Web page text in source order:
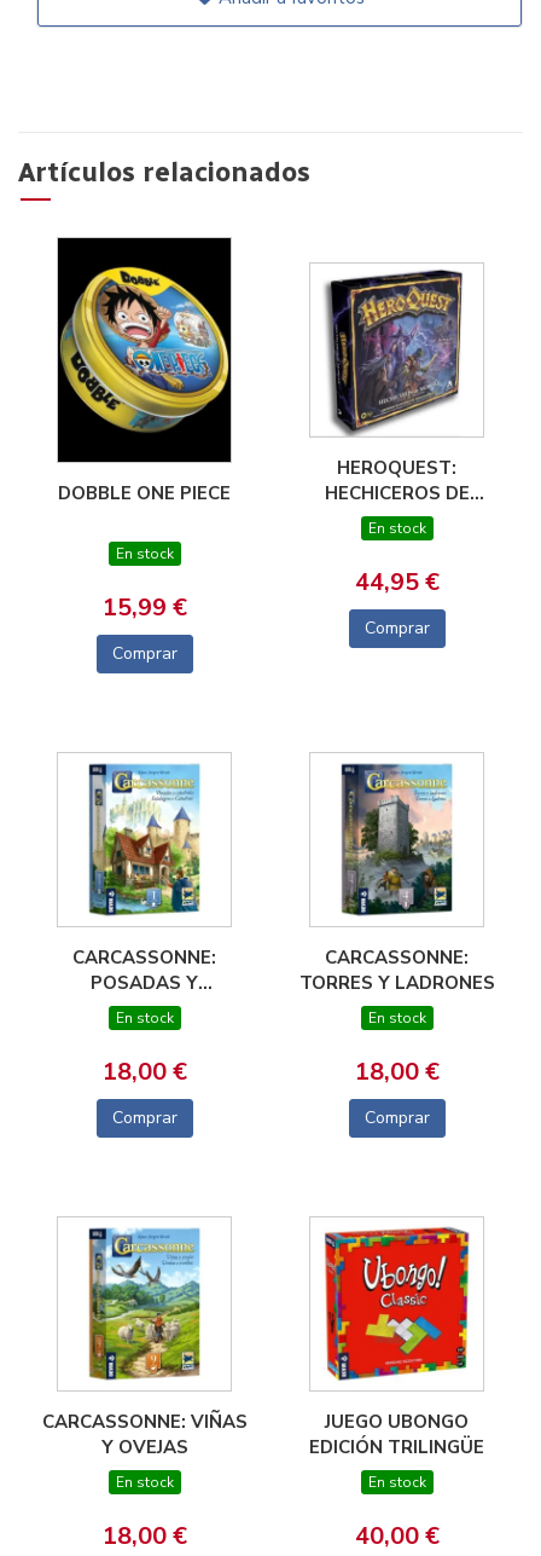
Artículos relacionados
DOBBLE ONE PIECE
En stock
15,99 €
Comprar
HEROQUEST:
HECHICEROS DE
MORCAR - PACK DE
MISION
En stock
44,95 €
Comprar
CARCASSONNE:
POSADAS Y
CATEDRALES - NUEVA
EDICION
En stock
18,00 €
Comprar
CARCASSONNE:
TORRES Y LADRONES
En stock
18,00 €
Comprar
CARCASSONNE: VIÑAS
Y OVEJAS
En stock
18,00 €
JUEGO UBONGO
EDICIÓN TRILINGÜE
En stock
40,00 €